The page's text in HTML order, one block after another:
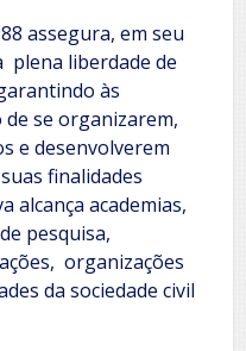
assegura, em seu
plena liberdade de
às
se organizarem,
e desenvolverem
finalidades
alcança academias,
pesquisa,
organizações
da sociedade civil